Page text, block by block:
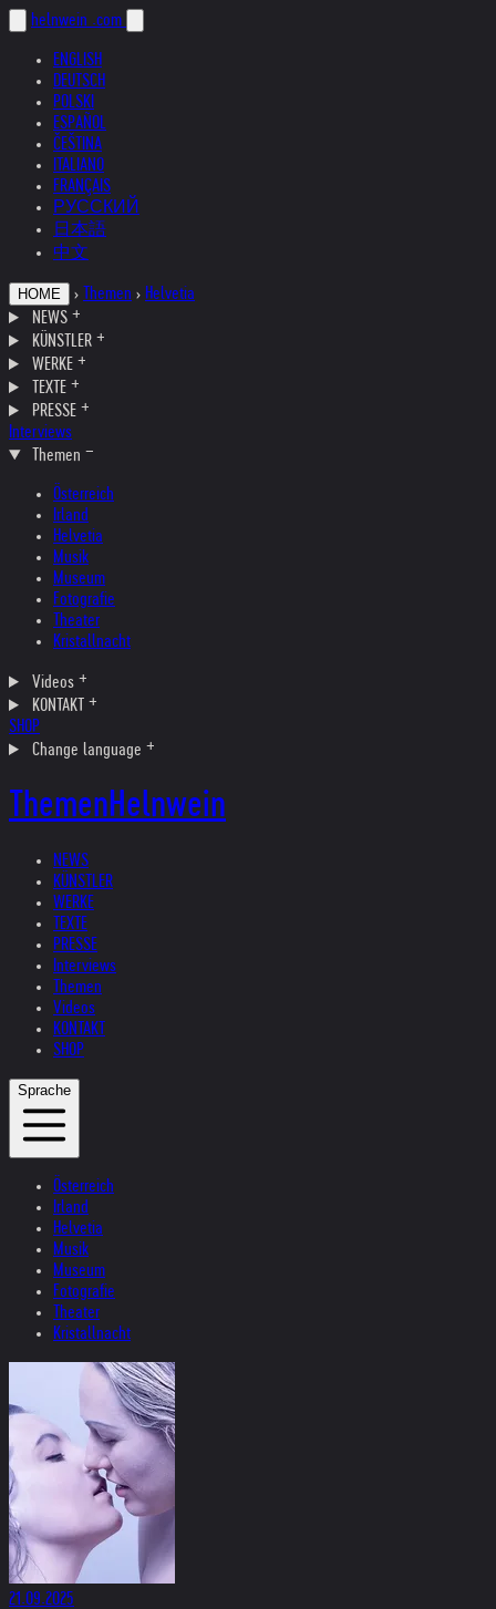
helnwein .com
ENGLISH
DEUTSCH
POLSKI
ESPAÑOL
ČEŠTINA
ITALIANO
FRANÇAIS
РУССКИЙ
日本語
中文
HOME › Themen › Helvetia
NEWS
KÜNSTLER
WERKE
TEXTE
PRESSE
Interviews
Themen
Österreich
Irland
Helvetia
Musik
Museum
Fotografie
Theater
Kristallnacht
Videos
KONTAKT
SHOP
Change language
ThemenHelnwein
NEWS
KÜNSTLER
WERKE
TEXTE
PRESSE
Interviews
Themen
Videos
KONTAKT
SHOP
Sprache
Österreich
Irland
Helvetia
Musik
Museum
Fotografie
Theater
Kristallnacht
21.09.2025